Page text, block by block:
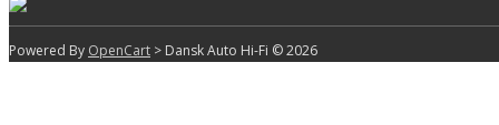
Powered By OpenCart > Dansk Auto Hi-Fi © 2026